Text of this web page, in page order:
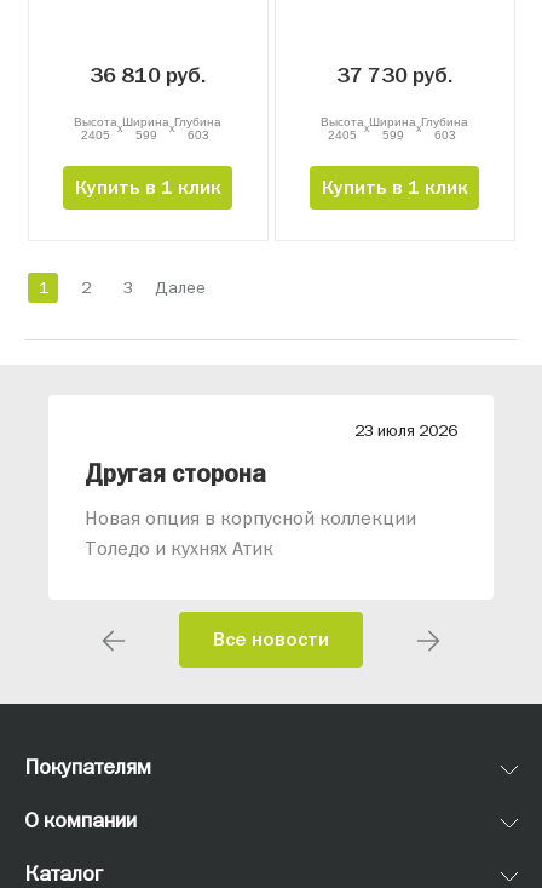
36 810 руб.
Высота
2405
xШирина
599
xГлубина
603
Купить в 1 клик
37 730 руб.
Высота
2405
xШирина
599
xГлубина
603
Купить в 1 клик
1 2 3 Далее
23 июля 2026
Другая сторона
Новая опция в корпусной коллекции
Толедо и кухнях Атик
Все новости
Покупателям
О компании
Каталог